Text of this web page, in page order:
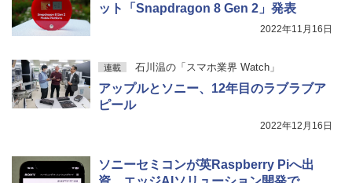
ット「Snapdragon 8 Gen 2」発表
2022年11月16日
連載 石川温の「スマホ業界 Watch」
アップルとソニー、12年目のラブラブア
ピール
2022年12月16日
ソニーセミコンが英Raspberry Piへ出